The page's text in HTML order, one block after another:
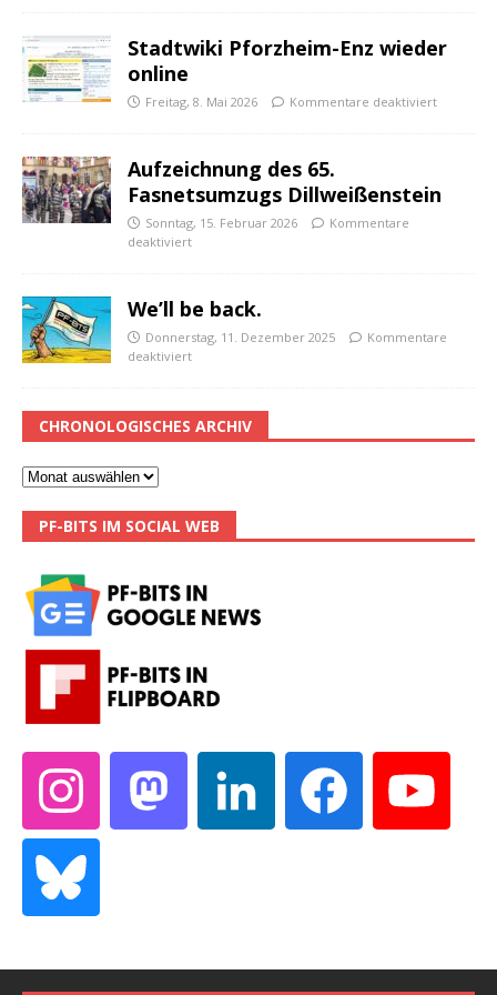
Stadtwiki Pforzheim-Enz wieder
online
Freitag, 8. Mai 2026 Kommentare deaktiviert
Aufzeichnung des 65.
Fasnetsumzugs Dillweißenstein
Sonntag, 15. Februar 2026
Kommentare
deaktiviert
We’ll be back.
Donnerstag, 11. Dezember 2025
Kommentare
deaktiviert
CHRONOLOGISCHES ARCHIV
PF-BITS IM SOCIAL WEB